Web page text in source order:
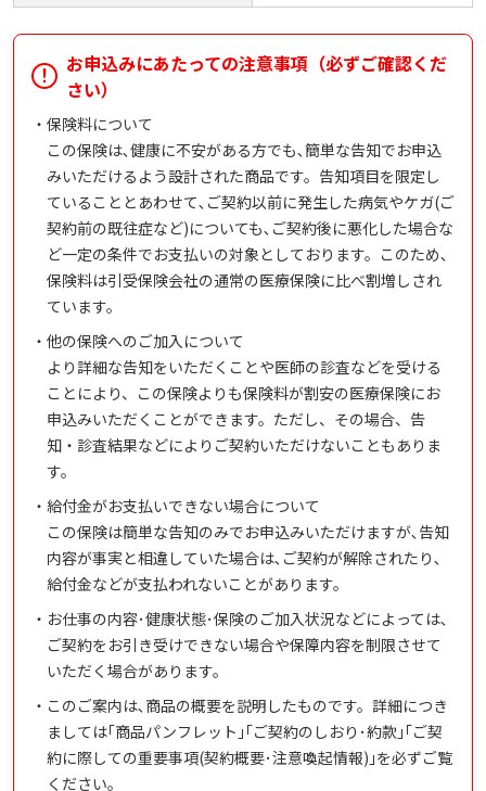
お申込みにあたっての注意事項（必ずご確認くだ
さい）
・ 保険料について
この保険は､健康に不安がある方でも､簡単な告知でお申込
みいただけるよう設計された商品です。告知項目を限定し
ていることとあわせて､ご契約以前に発生した病気やケガ(ご
契約前の既往症など)についても､ご契約後に悪化した場合な
ど一定の条件でお支払いの対象としております。このため､
保険料は引受保険会社の通常の医療保険に比べ割増しされ
ています。
・ 他の保険へのご加入について
より詳細な告知をいただくことや医師の診査などを受ける
ことにより、この保険よりも保険料が割安の医療保険にお
申込みいただくことができます。ただし、その場合、告
知・診査結果などによりご契約いただけないこともありま
す。
・ 給付金がお支払いできない場合について
この保険は簡単な告知のみでお申込みいただけますが､告知
内容が事実と相違していた場合は､ご契約が解除されたり､
給付金などが支払われないことがあります。
・ お仕事の内容･健康状態･保険のご加入状況などによっては､
ご契約をお引き受けできない場合や保障内容を制限させて
いただく場合があります。
・ このご案内は､商品の概要を説明したものです。詳細につき
ましては｢商品パンフレット｣｢ご契約のしおり･約款｣｢ご契
約に際しての重要事項(契約概要･注意喚起情報)｣を必ずご覧
ください。